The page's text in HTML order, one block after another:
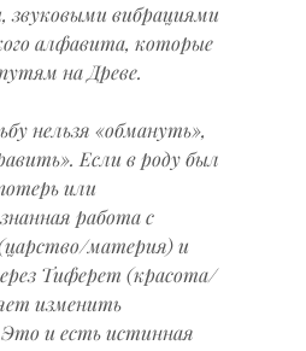
звуковыми вибрациями
алфавита, которые
на Древе.
нельзя «обмануть»,
Если в роду был
или
работа с
материя) и
Тиферет (красота/
изменить
и есть истинная